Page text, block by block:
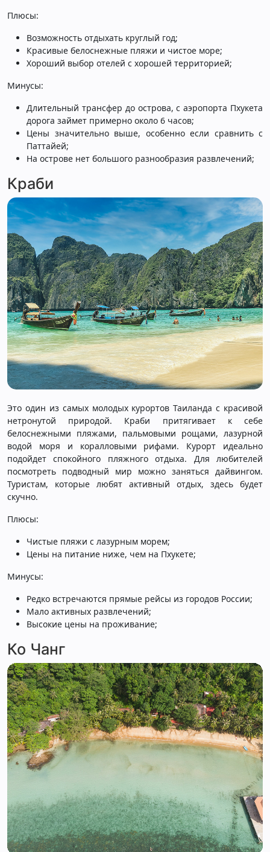
Плюсы:
Возможность отдыхать круглый год;
Красивые белоснежные пляжи и чистое море;
Хороший выбор отелей с хорошей территорией;
Минусы:
Длительный трансфер до острова, с аэропорта Пхукета
дорога займет примерно около 6 часов;
Цены значительно выше, особенно если сравнить с
Паттайей;
На острове нет большого разнообразия развлечений;
Краби
Это один из самых молодых курортов Таиланда с красивой
нетронутой природой. Краби притягивает к себе
белоснежными пляжами, пальмовыми рощами, лазурной
водой моря и коралловыми рифами. Курорт идеально
подойдет спокойного пляжного отдыха. Для любителей
посмотреть подводный мир можно заняться дайвингом.
Туристам, которые любят активный отдых, здесь будет
скучно.
Плюсы:
Чистые пляжи с лазурным морем;
Цены на питание ниже, чем на Пхукете;
Минусы:
Редко встречаются прямые рейсы из городов России;
Мало активных развлечений;
Высокие цены на проживание;
Ко Чанг